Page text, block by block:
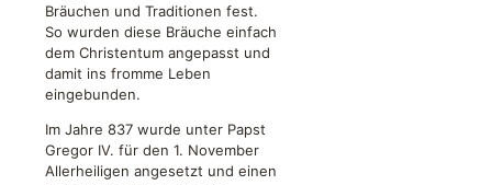
Bräuchen und Traditionen fest.
So wurden diese Bräuche einfach
dem Christentum angepasst und
damit ins fromme Leben
eingebunden.
Im Jahre 837 wurde unter Papst
Gregor IV. für den 1. November
Allerheiligen angesetzt und einen